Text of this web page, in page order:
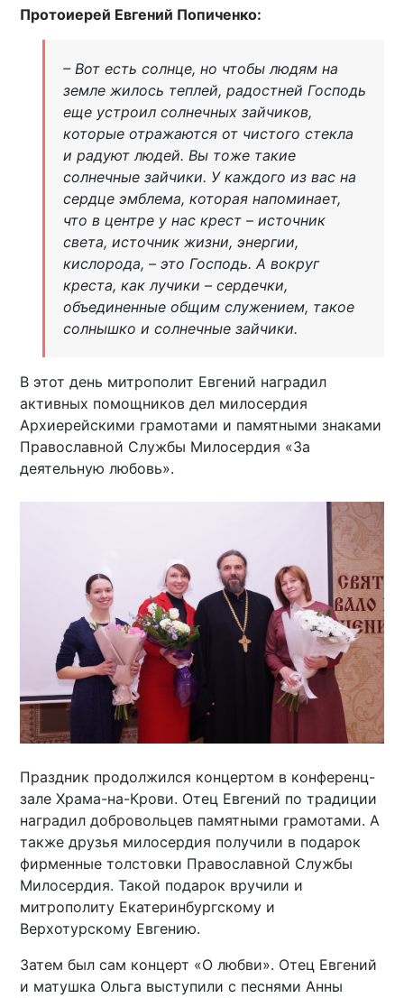
Протоиерей Евгений Попиченко:
– Вот есть солнце, но чтобы людям на
земле жилось теплей, радостней Господь
еще устроил солнечных зайчиков,
которые отражаются от чистого стекла
и радуют людей. Вы тоже такие
солнечные зайчики. У каждого из вас на
сердце эмблема, которая напоминает,
что в центре у нас крест – источник
света, источник жизни, энергии,
кислорода, – это Господь. А вокруг
креста, как лучики – сердечки,
объединенные общим служением, такое
солнышко и солнечные зайчики.
В этот день митрополит Евгений наградил
активных помощников дел милосердия
Архиерейскими грамотами и памятными знаками
Православной Службы Милосердия «За
деятельную любовь».
Праздник продолжился концертом в конференц-
зале Храма-на-Крови. Отец Евгений по традиции
наградил добровольцев памятными грамотами. А
также друзья милосердия получили в подарок
фирменные толстовки Православной Службы
Милосердия. Такой подарок вручили и
митрополиту Екатеринбургскому и
Верхотурскому Евгению.
Затем был сам концерт «О любви». Отец Евгений
и матушка Ольга выступили с песнями Анны